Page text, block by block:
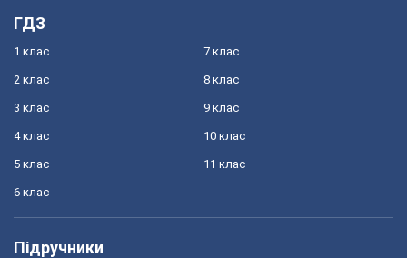
ГДЗ
1 клас
2 клас
3 клас
4 клас
5 клас
6 клас
7 клас
8 клас
9 клас
10 клас
11 клас
Підручники